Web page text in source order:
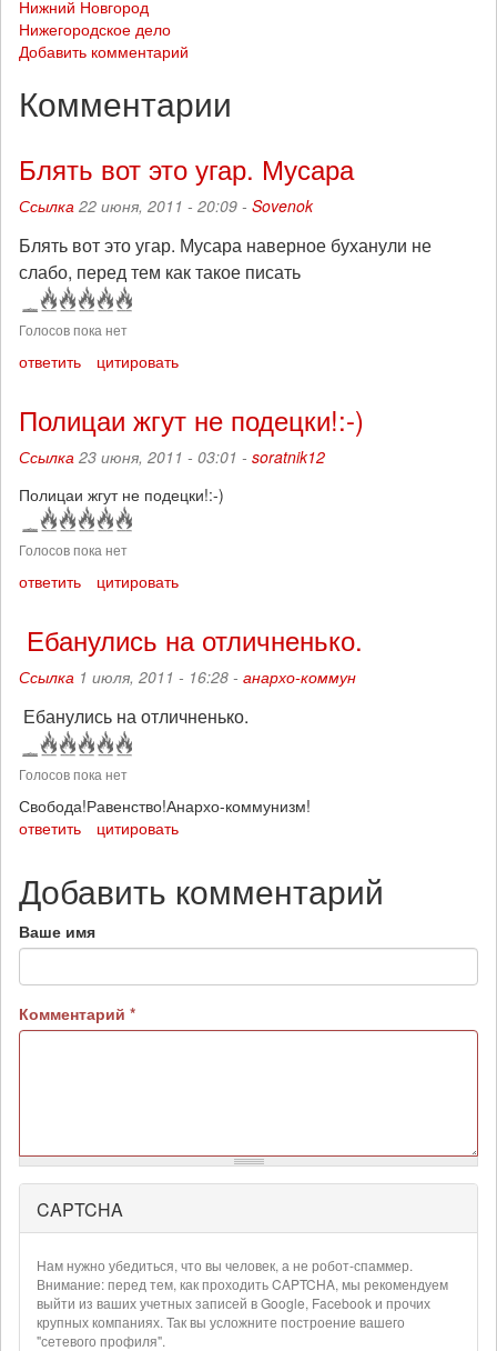
Нижний Новгород
Нижегородское дело
Добавить комментарий
Комментарии
Блять вот это угар. Мусара
Ссылка 22 июня, 2011 - 20:09 - Sovenok
Блять вот это угар. Мусара наверное буханули не
слабо, перед тем как такое писать
Голосов пока нет
ответить цитировать
Полицаи жгут не подецки!:-)
Ссылка 23 июня, 2011 - 03:01 - soratnik12
Полицаи жгут не подецки!:-)
Голосов пока нет
ответить цитировать
Ебанулись на отличненько.
Ссылка 1 июля, 2011 - 16:28 - анархо-коммун
Ебанулись на отличненько.
Голосов пока нет
Свобода!Равенство!Анархо-коммунизм!
ответить
цитировать
Добавить комментарий
Ваше имя
Комментарий *
Более
подробная
информация
текстовых
форматах
CAPTCHA
Нам нужно убедиться, что вы человек, а не робот-спаммер.
Внимание: перед тем, как проходить CAPTCHA, мы рекомендуем
выйти из ваших учетных записей в Google, Facebook и прочих
крупных компаниях. Так вы усложните построение вашего
"сетевого профиля".